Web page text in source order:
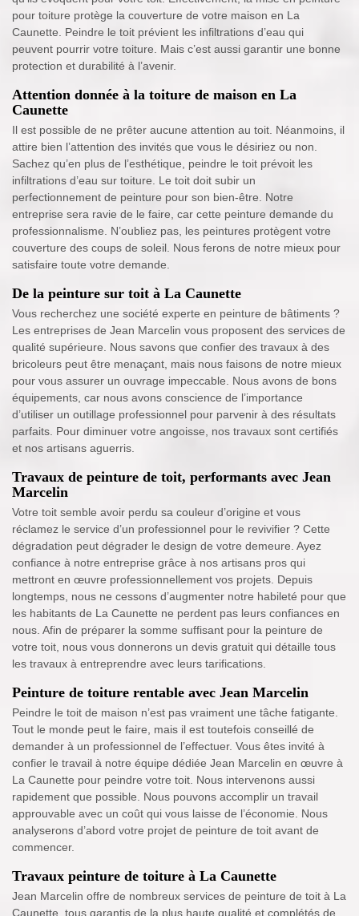
pour toiture protège la couverture de votre maison en La
Caunette. Peindre le toit prévient les infiltrations d’eau qui
peuvent pourrir votre toiture. Mais c’est aussi garantir une bonne
protection et durabilité à l’avenir.
Attention donnée à la toiture de maison en La
Caunette
Il est possible de ne prêter aucune attention au toit. Néanmoins, il
attire bien l’attention des invités que vous le désiriez ou non.
Sachez qu’en plus de l’esthétique, peindre le toit prévoit les
infiltrations d’eau sur toiture. Le toit doit subir un
perfectionnement de peinture pour son bien-être. Notre
entreprise sera ravie de le faire, car cette peinture demande du
professionnalisme. N’oubliez pas, les peintures protègent votre
couverture des coups de soleil. Nous ferons de notre mieux pour
satisfaire toute votre demande.
De la peinture sur toit à La Caunette
Vous recherchez une société experte en peinture de bâtiments ?
Les entreprises de Jean Marcelin vous proposent des services de
qualité supérieure. Nous savons que confier des travaux à des
bricoleurs peut être menaçant, mais nous faisons de notre mieux
pour vous assurer un ouvrage impeccable. Nous avons de bons
équipements, car nous avons conscience de l’importance
d’utiliser un outillage professionnel pour parvenir à des résultats
parfaits. Pour diminuer votre angoisse, nos travaux sont certifiés
et nos artisans aguerris.
Travaux de peinture de toit, performants avec Jean
Marcelin
Votre toit semble avoir perdu sa couleur d’origine et vous
réclamez le service d’un professionnel pour le revivifier ? Cette
dégradation peut dégrader le design de votre demeure. Ayez
confiance à notre entreprise grâce à nos artisans pros qui
mettront en œuvre professionnellement vos projets. Depuis
longtemps, nous ne cessons d’augmenter notre habileté pour que
les habitants de La Caunette ne perdent pas leurs confiances en
nous. Afin de préparer la somme suffisant pour la peinture de
votre toit, nous vous donnerons un devis gratuit qui détaille tous
les travaux à entreprendre avec leurs tarifications.
Peinture de toiture rentable avec Jean Marcelin
Peindre le toit de maison n’est pas vraiment une tâche fatigante.
Tout le monde peut le faire, mais il est toutefois conseillé de
demander à un professionnel de l’effectuer. Vous êtes invité à
confier le travail à notre équipe dédiée Jean Marcelin en œuvre à
La Caunette pour peindre votre toit. Nous intervenons aussi
rapidement que possible. Nous pouvons accomplir un travail
approuvable avec un coût qui vous laisse de l’économie. Nous
analyserons d’abord votre projet de peinture de toit avant de
commencer.
Travaux peinture de toiture à La Caunette
Jean Marcelin offre de nombreux services de peinture de toit à La
Caunette, tous garantis de la plus haute qualité et complétés de